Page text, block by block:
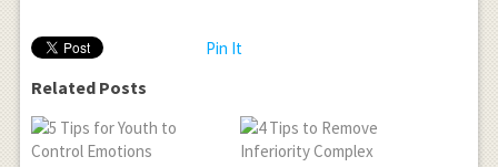
Pin It
Related Posts